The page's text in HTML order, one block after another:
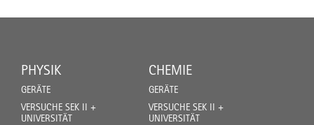
PHYSIK
GERÄTE
VERSUCHE SEK II +
UNIVERSITÄT
CHEMIE
GERÄTE
VERSUCHE SEK II +
UNIVERSITÄT